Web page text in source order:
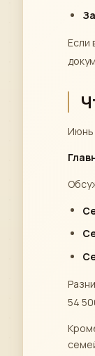
Если
Июнь
54